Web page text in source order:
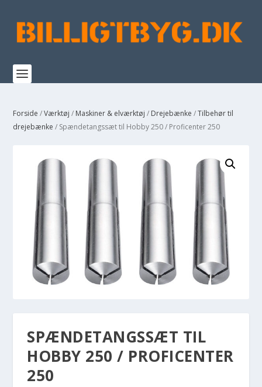
Forside /Værktøj / Maskiner & elværktøj / Drejebænke /Tilbehør til
drejebænke / Spændetangssæt til Hobby 250 / Proficenter 250
SPÆNDETANGSSÆT TIL
HOBBY 250 / PROFICENTER
250